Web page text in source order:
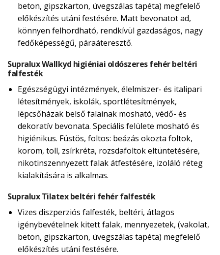
beton, gipszkarton, üvegszálas tapéta) megfelelő
előkészítés utáni festésére. Matt bevonatot ad,
könnyen felhordható, rendkívül gazdaságos, nagy
fedőképességű, páraáteresztő.
Supralux Wallkyd higiéniai oldószeres fehér beltéri
falfesték
Egészségügyi intézmények, élelmiszer- és italipari
létesítmények, iskolák, sportlétesítmények,
lépcsőházak belső falainak mosható, védő- és
dekoratív bevonata. Speciális felülete mosható és
higiénikus. Füstös, foltos: beázás okozta foltok,
korom, toll, zsírkréta, rozsdafoltok eltüntetésére,
nikotinszennyezett falak átfestésére, izoláló réteg
kialakítására is alkalmas.
Supralux Tilatex beltéri fehér falfesték
Vizes diszperziós falfesték, beltéri, átlagos
igénybevételnek kitett falak, mennyezetek, (vakolat,
beton, gipszkarton, üvegszálas tapéta) megfelelő
előkészítés utáni festésére.